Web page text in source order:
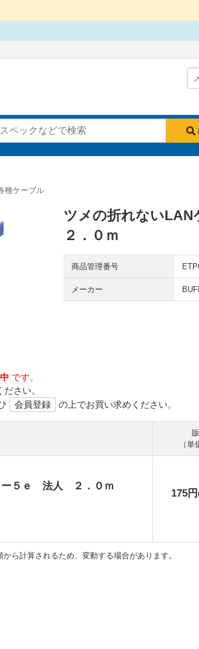
種ケーブル
ツメの折れない
２．０ｍ
商品管理番号
メーカー
です。
ださい。
会員登録 の上でお買い求めください。
（単
ー５ｅ 法人 ２．０ｍ
175円
ら計算されるため、変動する場合があります。